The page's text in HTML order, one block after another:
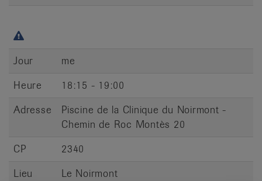
Jour
me
Heure
18:15 - 19:00
Adresse
Piscine de la Clinique du Noirmont -
Chemin de Roc Montès 20
CP
2340
Lieu
Le Noirmont